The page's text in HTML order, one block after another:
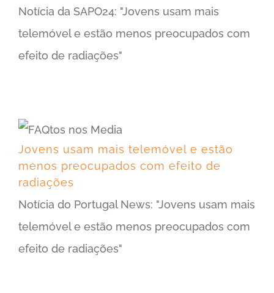
Notícia da SAPO24: "Jovens usam mais
telemóvel e estão menos preocupados com
efeito de radiações"
Jovens usam mais telemóvel e estão
menos preocupados com efeito de
radiações
Notícia do Portugal News: "Jovens usam mais
telemóvel e estão menos preocupados com
efeito de radiações"